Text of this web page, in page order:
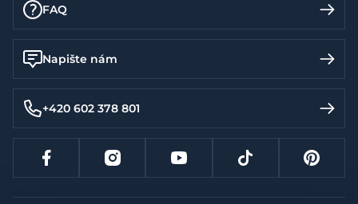
FAQ
Napište nám
+420 602 378 801